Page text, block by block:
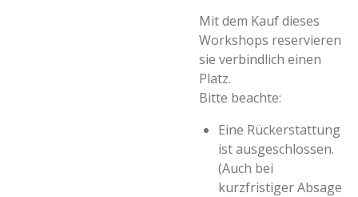
Mit dem Kauf dieses
Workshops reservieren
sie verbindlich einen
Platz.
Bitte beachte:
Eine Rückerstattung
ist ausgeschlossen.
(Auch bei
kurzfristiger Absage